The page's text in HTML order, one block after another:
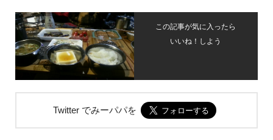
この記事が気に入ったら
いいね！しよう
Twitter でみーパパを